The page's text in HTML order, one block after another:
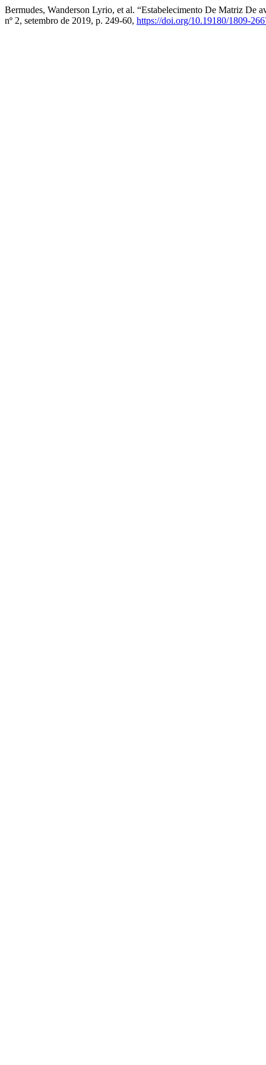
Bermudes, Wanderson Lyrio, et al. “Estabelecimento De Matriz De
nº 2, setembro de 2019, p. 249-60, https://doi.org/10.19180/1809-